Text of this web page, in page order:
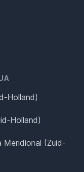
Holland)
Holland)
Meridional (Zuid-